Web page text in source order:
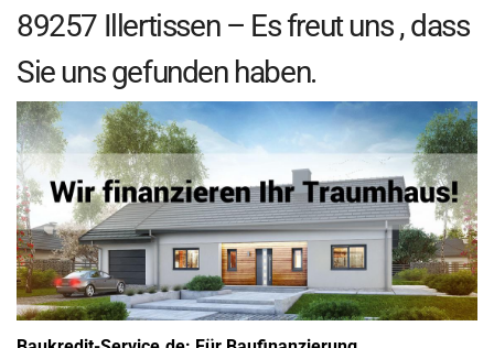
89257 Illertissen – Es freut uns , dass
Sie uns gefunden haben.